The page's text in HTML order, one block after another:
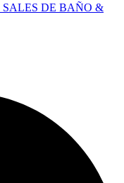
SALES DE BAÑO &